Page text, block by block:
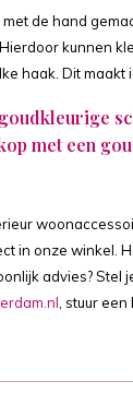
de hand
kunnen
haak. Dit maakt
met een
in onze winkel.
advies? Stel
, stuur